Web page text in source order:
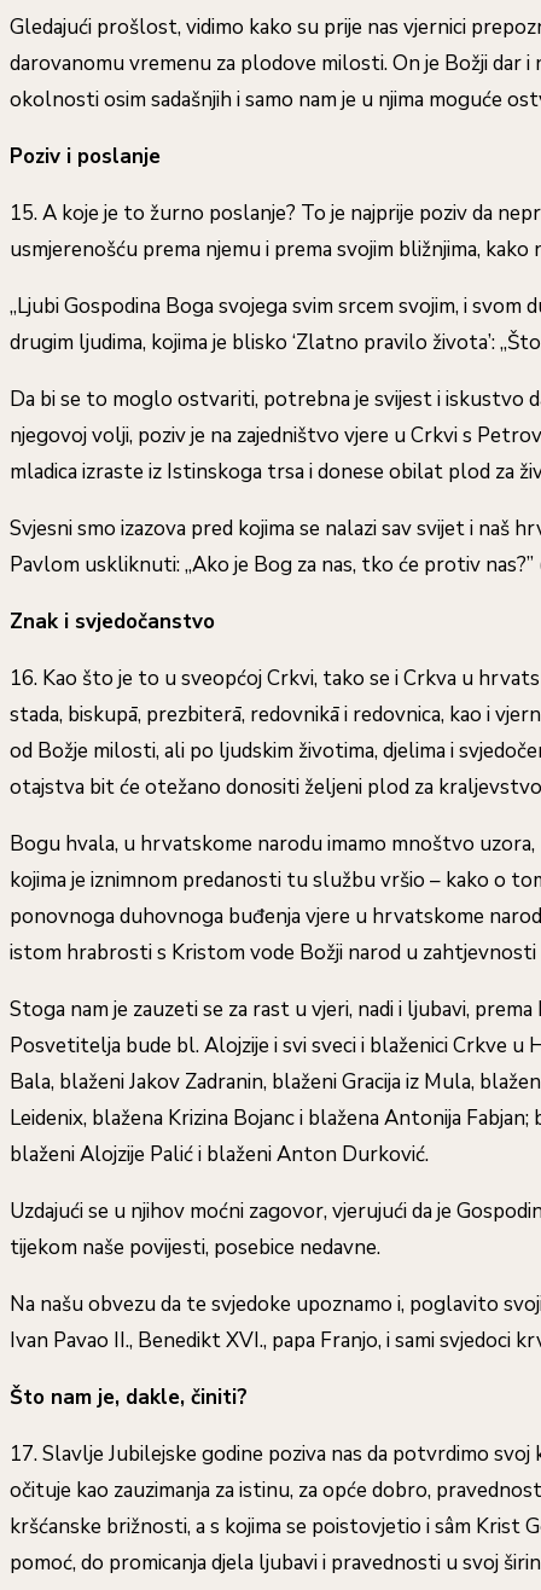
Gledajući prošlost, vidimo kako su prije nas vjernici
darovanomu vremenu za plodove milosti. On je Božji dar
okolnosti osim sadašnjih i samo nam je u njima moguće
Poziv i poslanje
15. A koje je to žurno poslanje? To je najprije poziv da
usmjerenošću prema njemu i prema svojim bližnjima, kako
„Ljubi Gospodina Boga svojega svim srcem svojim, i
drugim ljudima, kojima je blisko ‘Zlatno pravilo života’:
Da bi se to moglo ostvariti, potrebna je svijest i iskustvo
njegovoj volji, poziv je na zajedništvo vjere u Crkvi s
mladica izraste iz Istinskoga trsa i donese obilat plod za
Svjesni smo izazova pred kojima se nalazi sav svijet i naš
Pavlom uskliknuti: „Ako je Bog za nas, tko će protiv nas?”
Znak i svjedočanstvo
16. Kao što je to u sveopćoj Crkvi, tako se i Crkva u
stada, biskupā, prezbiterā, redovnikā i redovnica, kao i
od Božje milosti, ali po ljudskim životima, djelima i
otajstva bit će otežano donositi željeni plod za
Bogu hvala, u hrvatskome narodu imamo mnoštvo
kojima je iznimnom predanosti tu službu vršio – kako o
ponovnoga duhovnoga buđenja vjere u hrvatskome
istom hrabrosti s Kristom vode Božji narod u zahtjevnosti
Stoga nam je zauzeti se za rast u vjeri, nadi i ljubavi,
Posvetitelja bude bl. Alojzije i svi sveci i blaženici Crkve
Bala, blaženi Jakov Zadranin, blaženi Gracija iz Mula,
Leidenix, blažena Krizina Bojanc i blažena Antonija
blaženi Alojzije Palić i blaženi Anton Durković.
Uzdajući se u njihov moćni zagovor, vjerujući da je
tijekom naše povijesti, posebice nedavne.
Na našu obvezu da te svjedoke upoznamo i, poglavito
Ivan Pavao II., Benedikt XVI., papa Franjo, i sami
Što nam je, dakle, činiti?
17. Slavlje Jubilejske godine poziva nas da potvrdimo
očituje kao zauzimanja za istinu, za opće dobro,
kršćanske brižnosti, a s kojima se poistovjetio i sâm Krist
pomoć, do promicanja djela ljubavi i pravednosti u svoj